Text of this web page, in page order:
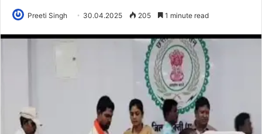
Preeti Singh 30.04.2025 205 1 minute read